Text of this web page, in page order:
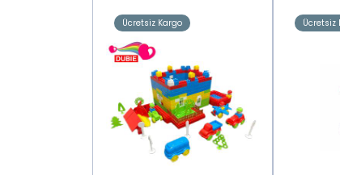
Ücretsiz Kargo Ücretsiz